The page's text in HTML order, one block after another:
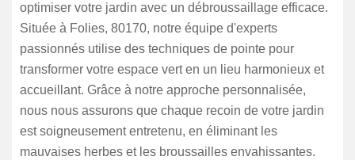
optimiser votre jardin avec un débroussaillage efficace.
Située à Folies, 80170, notre équipe d'experts
passionnés utilise des techniques de pointe pour
transformer votre espace vert en un lieu harmonieux et
accueillant. Grâce à notre approche personnalisée,
nous nous assurons que chaque recoin de votre jardin
est soigneusement entretenu, en éliminant les
mauvaises herbes et les broussailles envahissantes.